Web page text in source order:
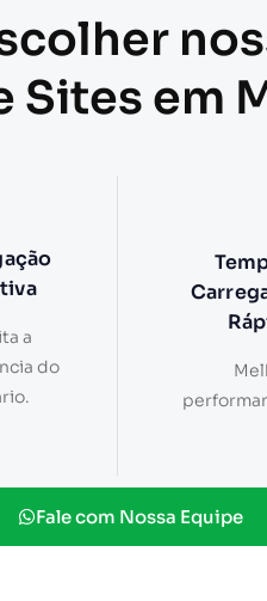
Sites em
a
do
Fale com Nossa Equipe